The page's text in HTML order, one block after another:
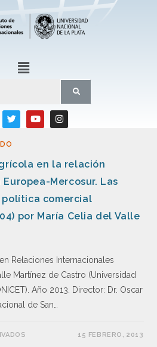
en la relación
Mercosur. Las
comercial
por María Celia del Valle
Relaciones Internacionales
Martínez de Castro (Universidad
Año 2013. Director: Dr. Oscar
de San…
15 FEBRERO, 2013